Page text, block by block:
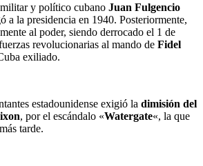
y político cubano Juan Fulgencio
a la presidencia en 1940. Posteriormente,
al poder, siendo derrocado el 1 de
revolucionarias al mando de Fidel
exiliado.
estadounidense exigió la dimisión del
, por el escándalo «Watergate«, la que
tarde.